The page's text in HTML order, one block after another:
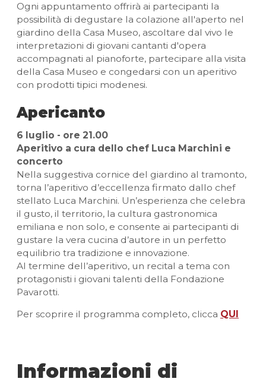
Ogni appuntamento offrirà ai partecipanti la
possibilità di degustare la colazione all'aperto nel
giardino della Casa Museo, ascoltare dal vivo le
interpretazioni di giovani cantanti d'opera
accompagnati al pianoforte, partecipare alla visita
della Casa Museo e congedarsi con un aperitivo
con prodotti tipici modenesi.
Apericanto
6 luglio - ore 21.00
Aperitivo a cura dello chef Luca Marchini e
concerto
Nella suggestiva cornice del giardino al tramonto,
torna l’aperitivo d’eccellenza firmato dallo chef
stellato Luca Marchini. Un’esperienza che celebra
il gusto, il territorio, la cultura gastronomica
emiliana e non solo, e consente ai partecipanti di
gustare la vera cucina d’autore in un perfetto
equilibrio tra tradizione e innovazione.
Al termine dell’aperitivo, un recital a tema con
protagonisti i giovani talenti della Fondazione
Pavarotti.
Per scoprire il programma completo, clicca QUI
Informazioni di